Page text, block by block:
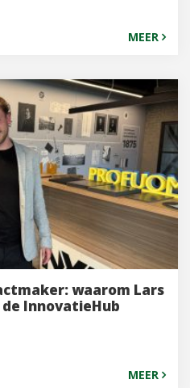
MEER
waarom Lars
InnovatieHub
MEER